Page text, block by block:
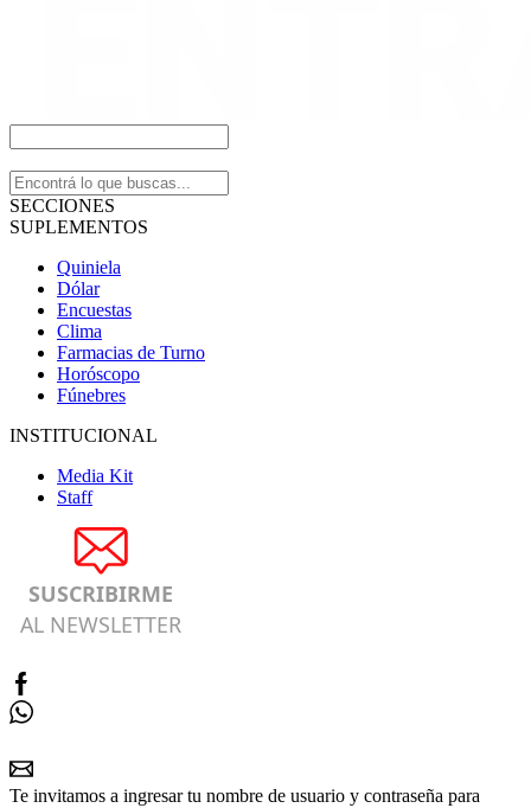
SECCIONES
SUPLEMENTOS
Quiniela
Dólar
Encuestas
Clima
Farmacias de Turno
Horóscopo
Fúnebres
INSTITUCIONAL
Media Kit
Staff
SUSCRIBIRME
AL NEWSLETTER
Te invitamos a ingresar tu nombre de usuario y contraseña para